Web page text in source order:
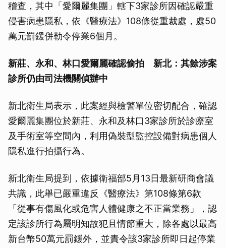
稽查，其中「愛爾麗集團」轄下3家診所因確認嚴重
侵害病患隱私，依《醫療法》108條從重裁處，處50
萬元罰鍰併勒令停業6個月。
新莊、永和、林口愛爾麗確認偷拍 新北：其餘涉案
診所仍由司法機關偵辦中
新北衛生局表示，此案經與檢警單位密切配合，確認
愛爾麗集團位於新莊、永和及林口3家診所於診療室
及手術室等空間內，利用偽裝型監控設備對病患個人
隱私進行拍攝行為。
新北衛生局提到，依據衛福部5月13日最新研商會議
共識，此舉已嚴重違反《醫療法》第108條第6款
「從事有傷風化或危害人體健康之不正當業務」，認
定該診所行為屬明知故犯且情節重大，除各處以最高
新台幣50萬元罰鍰外，並責令該3家診所即日起停業